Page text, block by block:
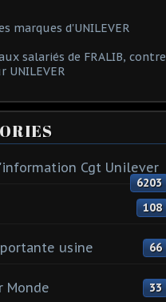
marques d'UNILEVER
salariés de FRALIB, contre
UNILEVER
Cgt Unilever
6203
108
usine 66
Monde 33